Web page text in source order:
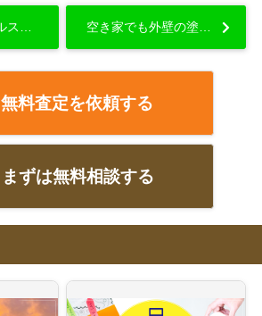
空き家をレンタルスペースにした際の活用方法や注意点について解説... 空き家でも外壁の塗装は必要？お手入れが必要な理由や時期とは...
無料査定を依頼する
まずは無料相談する